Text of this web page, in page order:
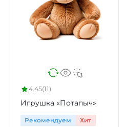
4.45(11)
Игрушка «Потапыч»
Рекомендуем Хит